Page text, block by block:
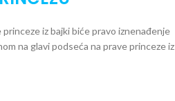
iz bajki biće pravo iznenađenje
na glavi podseća na prave princeze iz